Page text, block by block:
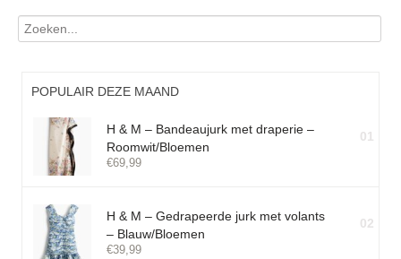
POPULAIR DEZE MAAND
H & M – Bandeaujurk met draperie –
Roomwit/Bloemen
€69,99
01
H & M – Gedrapeerde jurk met volants
– Blauw/Bloemen
€39,99
02